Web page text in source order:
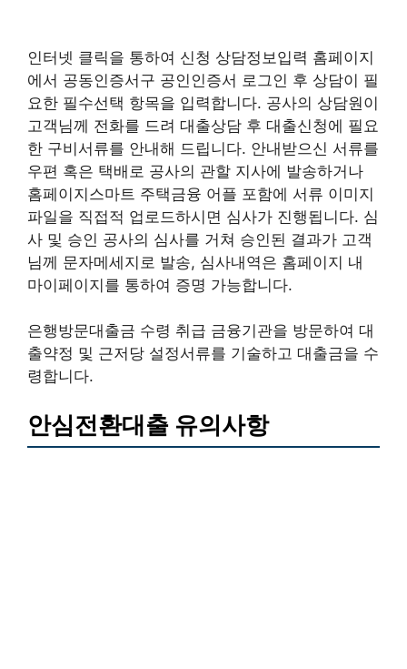
인터넷 클릭을 통하여 신청 상담정보입력 홈페이지
에서 공동인증서구 공인인증서 로그인 후 상담이 필
요한 필수선택 항목을 입력합니다. 공사의 상담원이
고객님께 전화를 드려 대출상담 후 대출신청에 필요
한 구비서류를 안내해 드립니다. 안내받으신 서류를
우편 혹은 택배로 공사의 관할 지사에 발송하거나
홈페이지스마트 주택금융 어플 포함에 서류 이미지
파일을 직접적 업로드하시면 심사가 진행됩니다. 심
사 및 승인 공사의 심사를 거쳐 승인된 결과가 고객
님께 문자메세지로 발송, 심사내역은 홈페이지 내
마이페이지를 통하여 증명 가능합니다.
은행방문대출금 수령 취급 금융기관을 방문하여 대
출약정 및 근저당 설정서류를 기술하고 대출금을 수
령합니다.
안심전환대출 유의사항